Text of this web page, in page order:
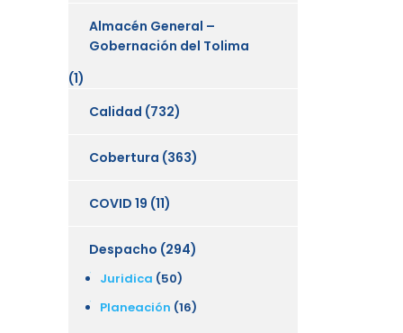
Almacén General –
Gobernación del Tolima
(1)
Calidad (732)
Cobertura (363)
COVID 19 (11)
Despacho (294)
Juridica (50)
Planeación (16)